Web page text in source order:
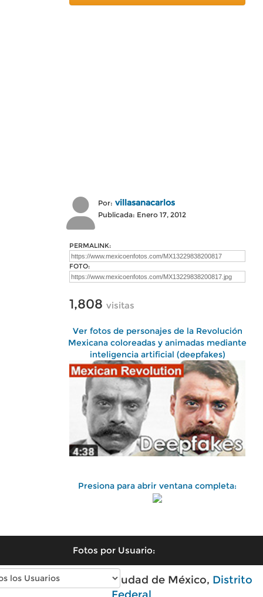
Por: villasanacarlos
Publicada: Enero 17, 2012
PERMALINK:
FOTO:
1,808 visitas
Ver fotos de personajes de la Revolución
Mexicana coloreadas y animadas mediante
inteligencia artificial (deepfakes)
Presiona para abrir ventana completa:
Fotos por Usuario:
Fotos antiguas de Ciudad de México, Distrito
Federal